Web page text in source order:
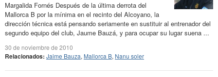
Margalida Fornés Después de la última derrota del
Mallorca B por la mínima en el recinto del Alcoyano, la
dirección técnica está pensando seriamente en sustituir al entrenador del
segundo equipo del club, Jaume Bauzá, y para ocupar su lugar suena ...
30 de noviembre de 2010
Relacionados: Jaime Bauza, Mallorca B, Nanu soler